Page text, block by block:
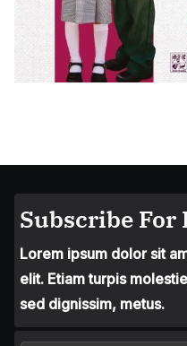
Subscribe For
Lorem ipsum dolor sit
elit. Etiam turpis
sed dignissim, metus.